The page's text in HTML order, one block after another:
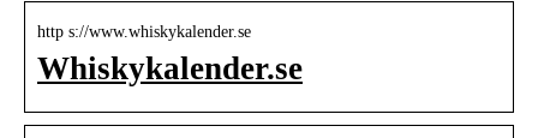
http s://www.whiskykalender.se
Whiskykalender.se